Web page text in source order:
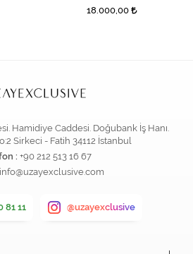
18.000,00
Hamidiye Caddesi. Doğubank İş Hanı.
Sirkeci - Fatih 34112 İstanbul
: +90 212 513 16 67
info@uzayexclusive.com
81 11 @uzayexclusive